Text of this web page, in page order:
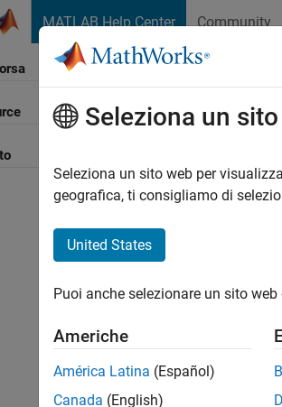
MATLAB Help Center Community
Seleziona un
Seleziona un sito web per
geografica, ti consigliamo di
United States
Puoi anche selezionare un sito
Americhe
América Latina (Español)
Canada (English)